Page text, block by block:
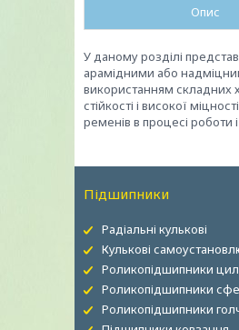
Опис
У даному розділі
арамідними або
використанням складних
стійкості і високої
ременів в процесі роботи
Підшипники
Радіальні кулькові
Кулькові
Роликопідшипники
Роликопідшипники
Роликопідшипники